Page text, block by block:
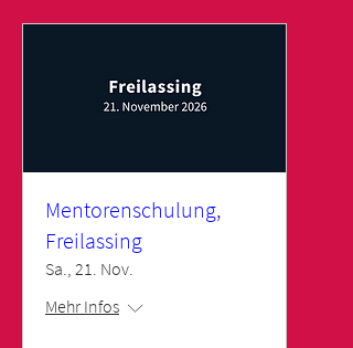
Mentorenschulung,
Freilassing
Sa., 21. Nov.
Mehr Infos